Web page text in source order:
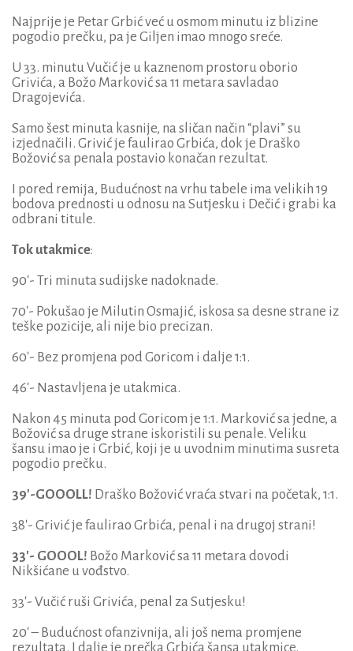
Najprije je Petar Grbić već u osmom minutu iz blizine
pogodio prečku, pa je Giljen imao mnogo sreće.
U 33. minutu Vučić je u kaznenom prostoru oborio
Grivića, a Božo Marković sa 11 metara savladao
Dragojevića.
Samo šest minuta kasnije, na sličan način “plavi” su
izjednačili. Grivić je faulirao Grbića, dok je Draško
Božović sa penala postavio konačan rezultat.
I pored remija, Budućnost na vrhu tabele ima velikih 19
bodova prednosti u odnosu na Sutjesku i Dečić i grabi ka
odbrani titule.
Tok utakmice:
90′- Tri minuta sudijske nadoknade.
70′- Pokušao je Milutin Osmajić, iskosa sa desne strane iz
teške pozicije, ali nije bio precizan.
60′- Bez promjena pod Goricom i dalje 1:1.
46′- Nastavljena je utakmica.
Nakon 45 minuta pod Goricom je 1:1. Marković sa jedne, a
Božović sa druge strane iskoristili su penale. Veliku
šansu imao je i Grbić, koji je u uvodnim minutima susreta
pogodio prečku.
39′-GOOOLL! Draško Božović vraća stvari na početak, 1:1.
38′- Grivić je faulirao Grbića, penal i na drugoj strani!
33′- GOOOL! Božo Marković sa 11 metara dovodi
Nikšićane u vođstvo.
33′- Vučić ruši Grivića, penal za Sutjesku!
20′ – Budućnost ofanzivnija, ali još nema promjene
rezultata. I dalje je prečka Grbića šansa utakmice.